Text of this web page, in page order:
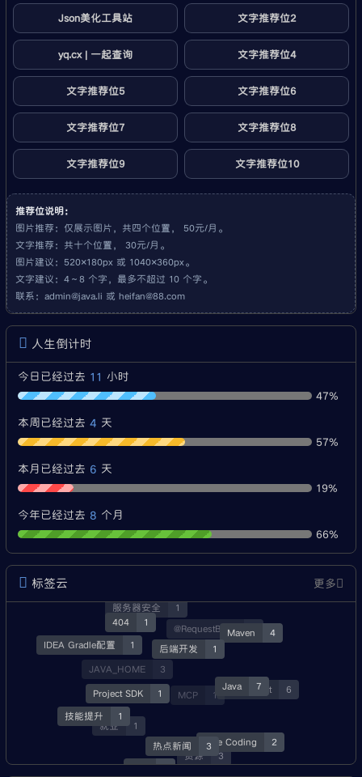
Json美化工具站 文字推荐位2
yq.cx | 一起查询 文字推荐位4
文字推荐位5 文字推荐位6
文字推荐位7 文字推荐位8
文字推荐位9 文字推荐位10
推荐位说明：
图片推荐：仅展示图片，共四个位置， 50元/月。
文字推荐：共十个位置， 30元/月。
图片建议：520×180px 或 1040×360px。
文字建议：4～8 个字，最多不超过 10 个字。
联系： admin@java.li 或 heifan@88.com
人生倒计时
今日已经过去 11 小时
47%
本周已经过去 4 天
57%
本月已经过去 6 天
19%
今年已经过去 8 个月
66%
标签云 更多
后端开发 1
Java 7
Maven 4
404 1
Project SDK 1
热点新闻 3
Vibe Coding 2
SpringBoot 6
@RequestBody 1
服务器安全 1
IDEA Gradle配置 1
技能提升 1
Skill 1
资源 3
MCP 1
JAVA_HOME 3
就业 1